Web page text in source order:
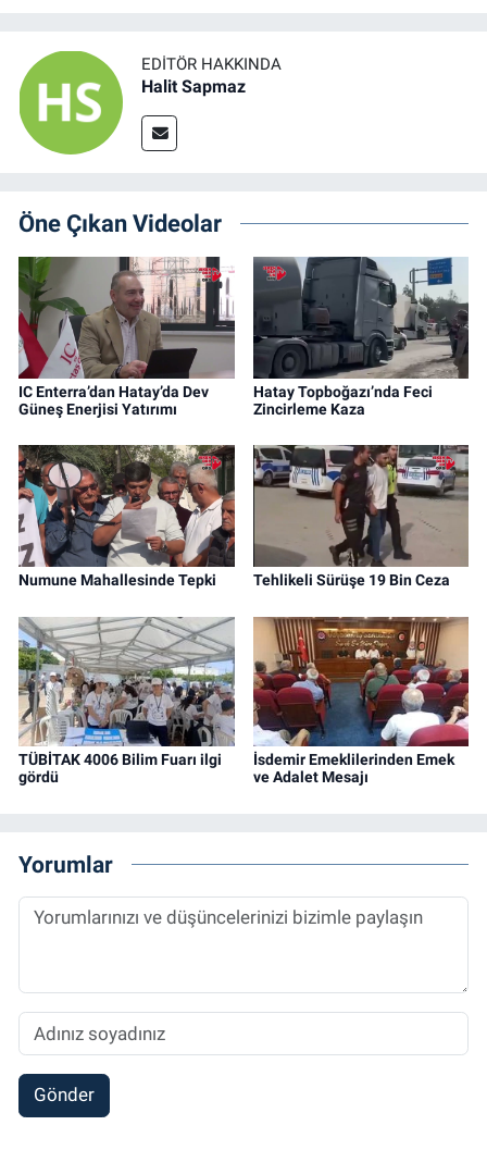
EDITÖR HAKKINDA
Halit Sapmaz
Öne Çıkan Videolar
IC Enterra’dan Hatay’da Dev
Güneş Enerjisi Yatırımı
Hatay Topboğazı’nda Feci
Zincirleme Kaza
Numune Mahallesinde Tepki Tehlikeli Sürüşe 19 Bin Ceza
TÜBİTAK 4006 Bilim Fuarı ilgi
gördü
İsdemir Emeklilerinden Emek
ve Adalet Mesajı
Yorumlar
Gönder